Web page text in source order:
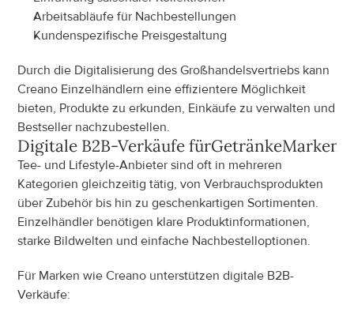
Arbeitsabläufe für Nachbestellungen
Kundenspezifische Preisgestaltung
Durch die Digitalisierung des Großhandelsvertriebs kann
Creano Einzelhändlern eine effizientere Möglichkeit
bieten, Produkte zu erkunden, Einkäufe zu verwalten und
Bestseller nachzubestellen.
Digitale B2B-Verkäufe fürGetränkeMarken
Tee- und Lifestyle-Anbieter sind oft in mehreren
Kategorien gleichzeitig tätig, von Verbrauchsprodukten
über Zubehör bis hin zu geschenkartigen Sortimenten.
Einzelhändler benötigen klare Produktinformationen,
starke Bildwelten und einfache Nachbestelloptionen.
Für Marken wie Creano unterstützen digitale B2B-
Verkäufe: